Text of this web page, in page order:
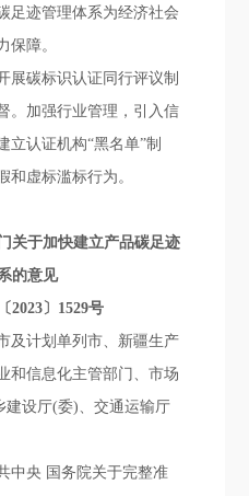
足迹管理体系为经济社会
保障。
展碳标识认证同行评议制
。加强行业管理，引入信
立认证机构“黑名单”制
和虚标滥标行为。
关于加快建立产品碳足迹
的意见
2023〕1529号
及计划单列市、新疆生产
和信息化主管部门、市场
建设厅(委)、交通运输厅
中央 国务院关于完整准